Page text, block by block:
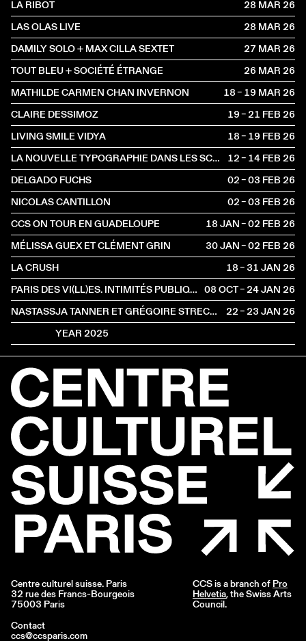
LA RIBOT
28 MAR2026
LAS OLAS LIVE
28 MAR2026
DAMILY SOLO + MAX CILLA SEXTET
27 MAR2026
TOUT BLEU + SOCIÉTÉ ÉTRANGE
26 MAR2026
MATHILDE CARMEN CHAN INVERNON
18 – 19 MAR2026
CLAIRE DESSIMOZ
19 – 21 FEB2026
LIVING SMILE VIDYA
18 – 19 FEB2026
LA NOUVELLE TYPOGRAPHIE DANS LES SCÈNES FRANCOPHONES : INCIDENCES ET RÉSISTANCES
12 – 14 FEB2026
DELGADO FUCHS
02 – 03 FEB2026
NICOLAS CANTILLON
02 – 03 FEB2026
CCS ON TOUR EN GUADELOUPE
18 JAN – 02 FEB2026
MÉLISSA GUEX ET CLÉMENT GRIN
30 JAN – 02 FEB2026
LA CRUSH
18 – 31 JAN2026
PARIS DES VI(LL)ES. INTIMITÉS PUBLIQUES 08 OCT – 24 JAN2026
NASTASSJA TANNER ET GRÉGOIRE STRECKER
22 – 23 JAN2026
YEAR 2025
Centre culturel suisse. Paris
32 rue des Francs-Bourgeois
75003 Paris
Contact
ccs@ccsparis.com
CCS is a branch of Pro
Helvetia, the Swiss Arts
Council.